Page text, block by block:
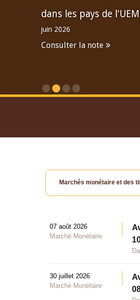
dans les pays de
juin 2026
Consulter la note
Marchés monétaire et des
07 août 2026
Marché Monétaire
30 juillet 2026
Marché Monétaire